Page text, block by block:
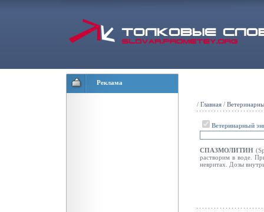
Реклама
/ Главная /
Ветеринарный
СПАЗМОЛИТИН
растворим в воде.
невритах. Дозы